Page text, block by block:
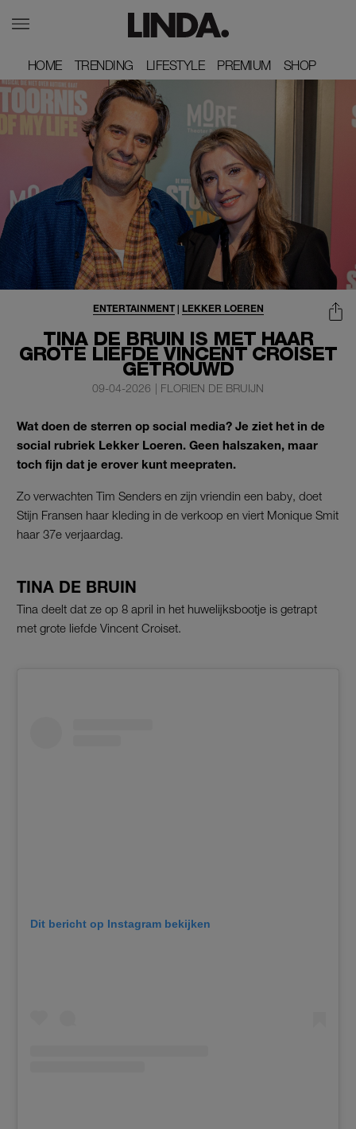
HOME
HOME TRENDING
TRENDING LIFESTYLE
LIFESTYLE PREMIUM
PREMIUM SHOP
SHOP
TINA DE BRUIN IS MET HAAR
GROTE LIEFDE VINCENT CROISET
GETROUWD
ENTERTAINMENT| LEKKER LOEREN
09-04-2026 | FLORIEN DE BRUIJN
Wat doen de sterren op social media? Je ziet het in de
social rubriek Lekker Loeren. Geen halszaken, maar
toch fijn dat je erover kunt meepraten.
Zo verwachten Tim Senders en zijn vriendin een baby, doet
Stijn Fransen haar kleding in de verkoop en viert Monique Smit
haar 37e verjaardag.
TINA DE BRUIN
Tina deelt dat ze op 8 april in het huwelijksbootje is getrapt
met grote liefde Vincent Croiset.
Dit bericht op Instagram bekijken